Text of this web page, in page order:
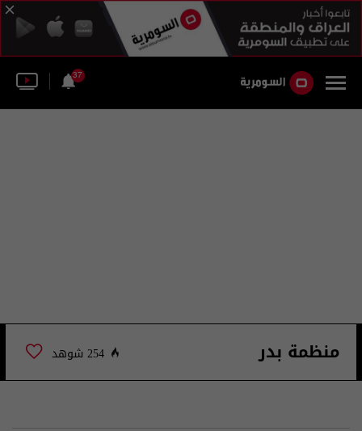
37
منظمة بدر 254 شوهد